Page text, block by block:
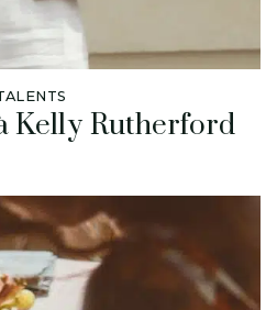
Kelly Rutherford